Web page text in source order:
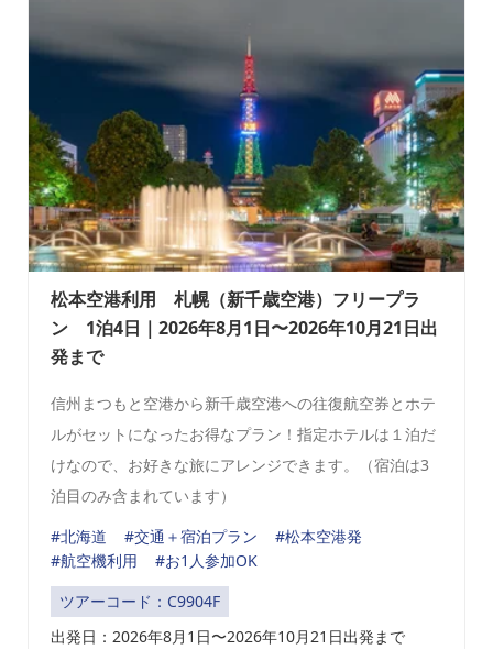
松本空港利用 札幌（新千歳空港）フリープラ
ン 1泊4日｜2026年8月1日〜2026年10月21日出
発まで
信州まつもと空港から新千歳空港への往復航空券とホテ
ルがセットになったお得なプラン！指定ホテルは１泊だ
けなので、お好きな旅にアレンジできます。（宿泊は3
泊目のみ含まれています）
#北海道
#交通＋宿泊プラン
#松本空港発
#航空機利用
#お1人参加OK
ツアーコード：C9904F
出発日： 2026年8月1日〜2026年10月21日出発まで